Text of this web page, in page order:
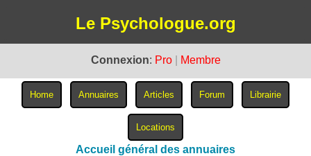
Le Psychologue.org
Connexion: Pro Membre
Accueil général des annuaires